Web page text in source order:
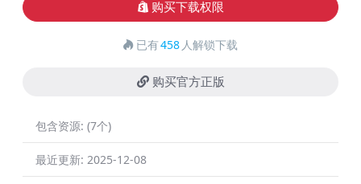
购买下载权限
已有458 人解锁下载
购买官方正版
包含资源: (7个)
最近更新: 2025-12-08